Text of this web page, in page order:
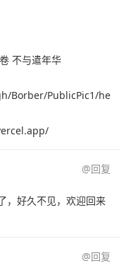
不与遣年华
Borber/PublicPic1/he
@回复
，好久不见，欢迎回来
@回复